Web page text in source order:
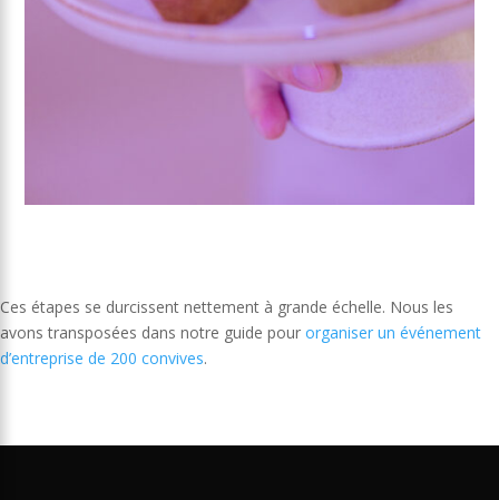
Ces étapes se durcissent nettement à grande échelle. Nous les
avons transposées dans notre guide pour organiser un événement
d’entreprise de 200 convives.